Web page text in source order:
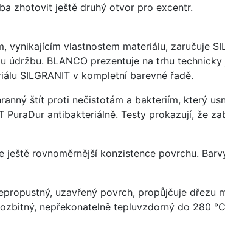
zhotovit ještě druhý otvor pro excentr.
vlastnostem materiálu, zaručuje
BLANCO prezentuje na trhu
SILGRANIT v kompletní barevné řadě.
štít proti nečistotám a bakteriím, který
antibakteriálně. Testy prokazují, že
rovnoměrnější konzistence povrchu.
uzavřený povrch, propůjčuje dřezu
nepřekonatelně tepluvzdorný do 280